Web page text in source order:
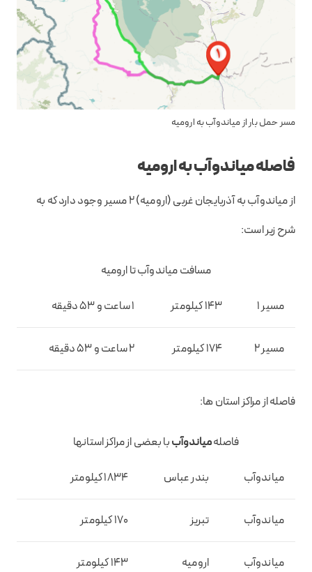
مسر حمل بار از میاندوآب به ارومیه
فاصله میاندوآب به ارومیه
از میاندوآب به آذربایجان غربی (ارومیه) 2 مسیر وجود دارد که به
شرح زیر است:
مسافت میاندوآب تا ارومیه
مسیر 1 143 کیلومتر 1 ساعت و 53 دقیقه
مسیر 2 174 کیلومتر 2 ساعت و 53 دقیقه
فاصله از مراکز استان ها:
فاصلهمیاندوآببا بعضی از مراکز استانها
میاندوآب بندر عباس 1834 کیلومتر
میاندوآب تبریز 170 کیلومتر
میاندوآب ارومیه 143 کیلومتر